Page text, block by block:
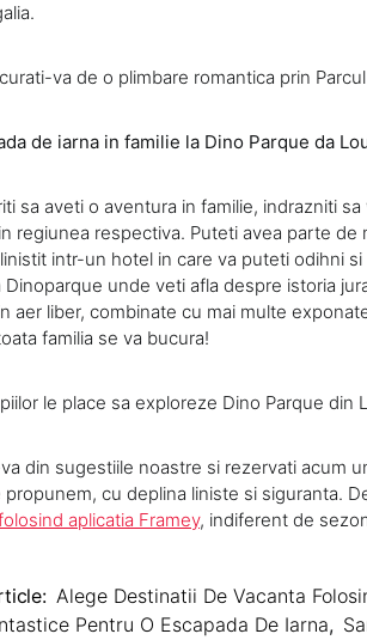
va de o plimbare romantica prin
de iarna in familie la Dino Parque da
sa aveti o aventura in familie, indrazniti
regiunea respectiva. Puteti avea parte
intr-un hotel in care va puteti odihni
Dinoparque unde veti afla despre istoria
aer liber, combinate cu mai multe
familia se va bucura!
le place sa exploreze Dino Parque din
din sugestiile noastre si rezervati acum
propunem, cu deplina liniste si siguranta.
aplicatia Framey, indiferent de
Alege Destinatii De Vacanta
Pentru O Escapada De Iarna,